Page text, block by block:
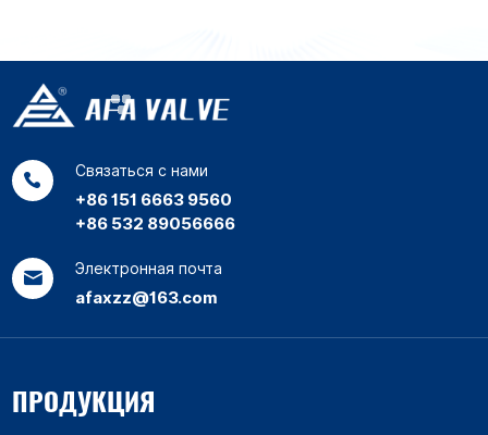
Связаться с нами
+86 151 6663 9560
+86 532 89056666
Электронная почта
afaxzz@163.com
ПРОДУКЦИЯ